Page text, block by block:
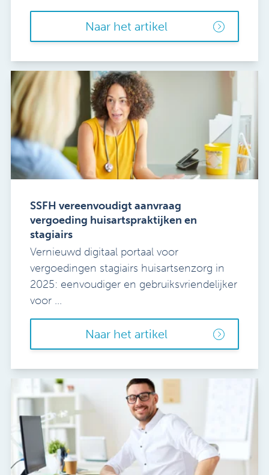
Naar het artikel
SSFH vereenvoudigt aanvraag
vergoeding huisartspraktijken en
stagiairs
Vernieuwd digitaal portaal voor
vergoedingen stagiairs huisartsenzorg in
2025: eenvoudiger en gebruiksvriendelijker
voor ...
Naar het artikel